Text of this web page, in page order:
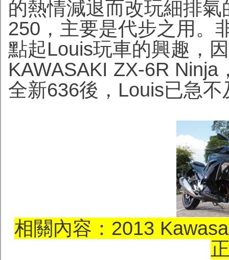
的熱情減退而改玩細排
250，主要是代步之用。
點起Louis玩車的興趣，
KAWASAKI ZX-6R Ninja
全新636後，Louis已急不
相關內容：2013